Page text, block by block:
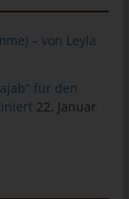
– von Leyla
für den
22. Januar